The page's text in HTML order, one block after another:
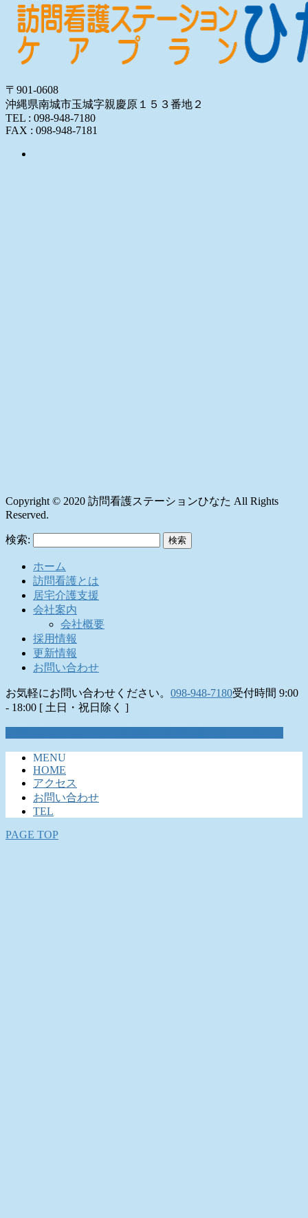
〒901-0608
沖縄県南城市玉城字親慶原１５３番地２
TEL : 098-948-7180
FAX : 098-948-7181
Copyright © 2020 訪問看護ステーションひなた All Rights
Reserved.
検索:
ホーム
訪問看護とは
居宅介護支援
会社案内
会社概要
採用情報
更新情報
お問い合わせ
お気軽にお問い合わせください。 098-948-7180受付時間 9:00
- 18:00 [ 土日・祝日除く ]
MENU
HOME
アクセス
お問い合わせ
TEL
PAGE TOP